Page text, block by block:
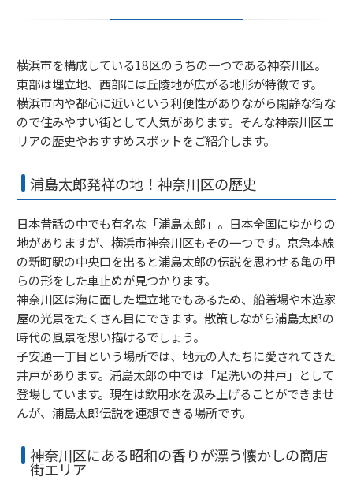
横浜市を構成している18区のうちの一つである神奈川区。
東部は埋立地、西部には丘陵地が広がる地形が特徴です。
横浜市内や都心に近いという利便性がありながら閑静な街な
ので住みやすい街として人気があります。そんな神奈川区エ
リアの歴史やおすすめスポットをご紹介します。
浦島太郎発祥の地！神奈川区の歴史
日本昔話の中でも有名な「浦島太郎」。日本全国にゆかりの
地がありますが、横浜市神奈川区もその一つです。京急本線
の新町駅の中央口を出ると浦島太郎の伝説を思わせる亀の甲
らの形をした車止めが見つかります。
神奈川区は海に面した埋立地でもあるため、船着場や木造家
屋の光景をたくさん目にできます。散策しながら浦島太郎の
時代の風景を思い描けるでしょう。
子安通一丁目という場所では、地元の人たちに愛されてきた
井戸があります。浦島太郎の中では「足洗いの井戸」として
登場しています。現在は飲用水を汲み上げることができませ
んが、浦島太郎伝説を連想できる場所です。
神奈川区にある昭和の香りが漂う懐かしの商店
街エリア